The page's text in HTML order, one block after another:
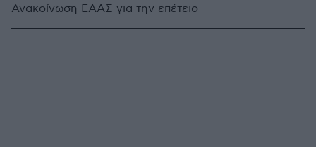
Ανακοίνωση ΕΑΑΣ για την επέτειο